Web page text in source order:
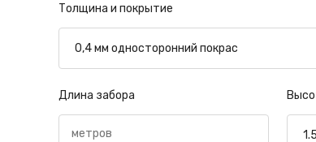
Толщина и покрытие
Длина забора